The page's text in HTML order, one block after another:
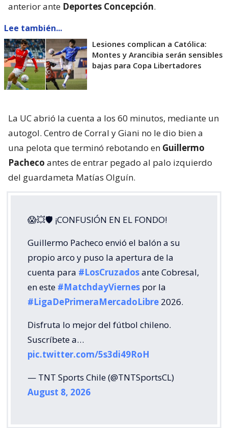
anterior ante Deportes Concepción.
Lee también...
Lesiones complican a Católica:
Montes y Arancibia serán sensibles
bajas para Copa Libertadores
La UC abrió la cuenta a los 60 minutos, mediante un
autogol. Centro de Corral y Giani no le dio bien a
una pelota que terminó rebotando en Guillermo
Pacheco antes de entrar pegado al palo izquierdo
del guardameta Matías Olguín.
😱💥🛡 ¡CONFUSIÓN EN EL FONDO!
Guillermo Pacheco envió el balón a su
propio arco y puso la apertura de la
cuenta para #LosCruzadosante Cobresal,
en este #MatchdayViernes por la
#LigaDePrimeraMercadoLibre 2026.
Disfruta lo mejor del fútbol chileno.
Suscríbete a…
pic.twitter.com/5s3di49RoH
— TNT Sports Chile (@TNTSportsCL)
August 8, 2026